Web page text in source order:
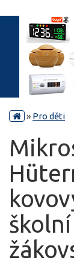
» Pro děti